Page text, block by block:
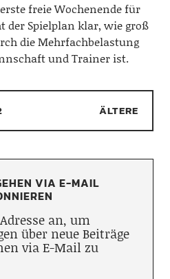
freie Wochenende für
der Spielplan klar, wie groß
die Mehrfachbelastung
und Trainer ist.
ÄLTERE
VIA E-MAIL
an, um
über neue Beiträge
via E-Mail zu